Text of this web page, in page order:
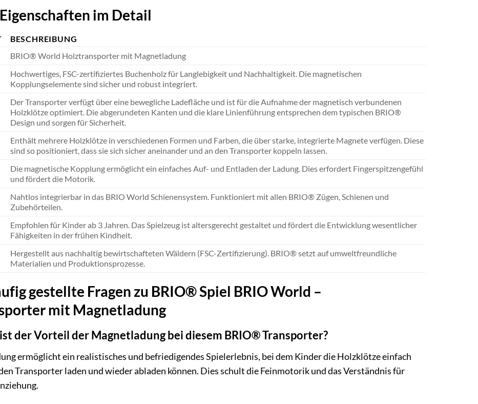
im Detail
BESCHREIBUNG
BRIO® World Holztransporter mit Magnetladung
Hochwertiges, FSC-zertifiziertes Buchenholz für Langlebigkeit und Nachhaltigkeit. Die magnetischen
Kopplungselemente sind sicher und robust integriert.
Der Transporter verfügt über eine bewegliche Ladefläche und ist für die Aufnahme der magnetisch verbundenen
Holzklötze optimiert. Die abgerundeten Kanten und die klare Linienführung entsprechen dem typischen BRIO®
Design und sorgen für Sicherheit.
Enthält mehrere Holzklötze in verschiedenen Formen und Farben, die über starke, integrierte Magnete verfügen. Diese
sind so positioniert, dass sie sich sicher aneinander und an den Transporter koppeln lassen.
Die magnetische Kopplung ermöglicht ein einfaches Auf- und Entladen der Ladung. Dies erfordert Fingerspitzengefühl
und fördert die Motorik.
Nahtlos integrierbar in das BRIO World Schienensystem. Funktioniert mit allen BRIO® Zügen, Schienen und
Zubehörteilen.
Empfohlen für Kinder ab 3 Jahren. Das Spielzeug ist altersgerecht gestaltet und fördert die Entwicklung wesentlicher
Fähigkeiten in der frühen Kindheit.
Hergestellt aus nachhaltig bewirtschafteten Wäldern (FSC-Zertifizierung). BRIO® setzt auf umweltfreundliche
Materialien und Produktionsprozesse.
gestellte Fragen zu BRIO® Spiel BRIO World –
mit Magnetladung
der Vorteil der Magnetladung bei diesem BRIO® Transporter?
ermöglicht ein realistisches und befriedigendes Spielerlebnis, bei dem Kinder die Holzklötze einfach
Transporter laden und wieder abladen können. Dies schult die Feinmotorik und das Verständnis für